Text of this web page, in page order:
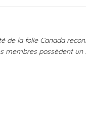
de la folie Canada
membres possèdent